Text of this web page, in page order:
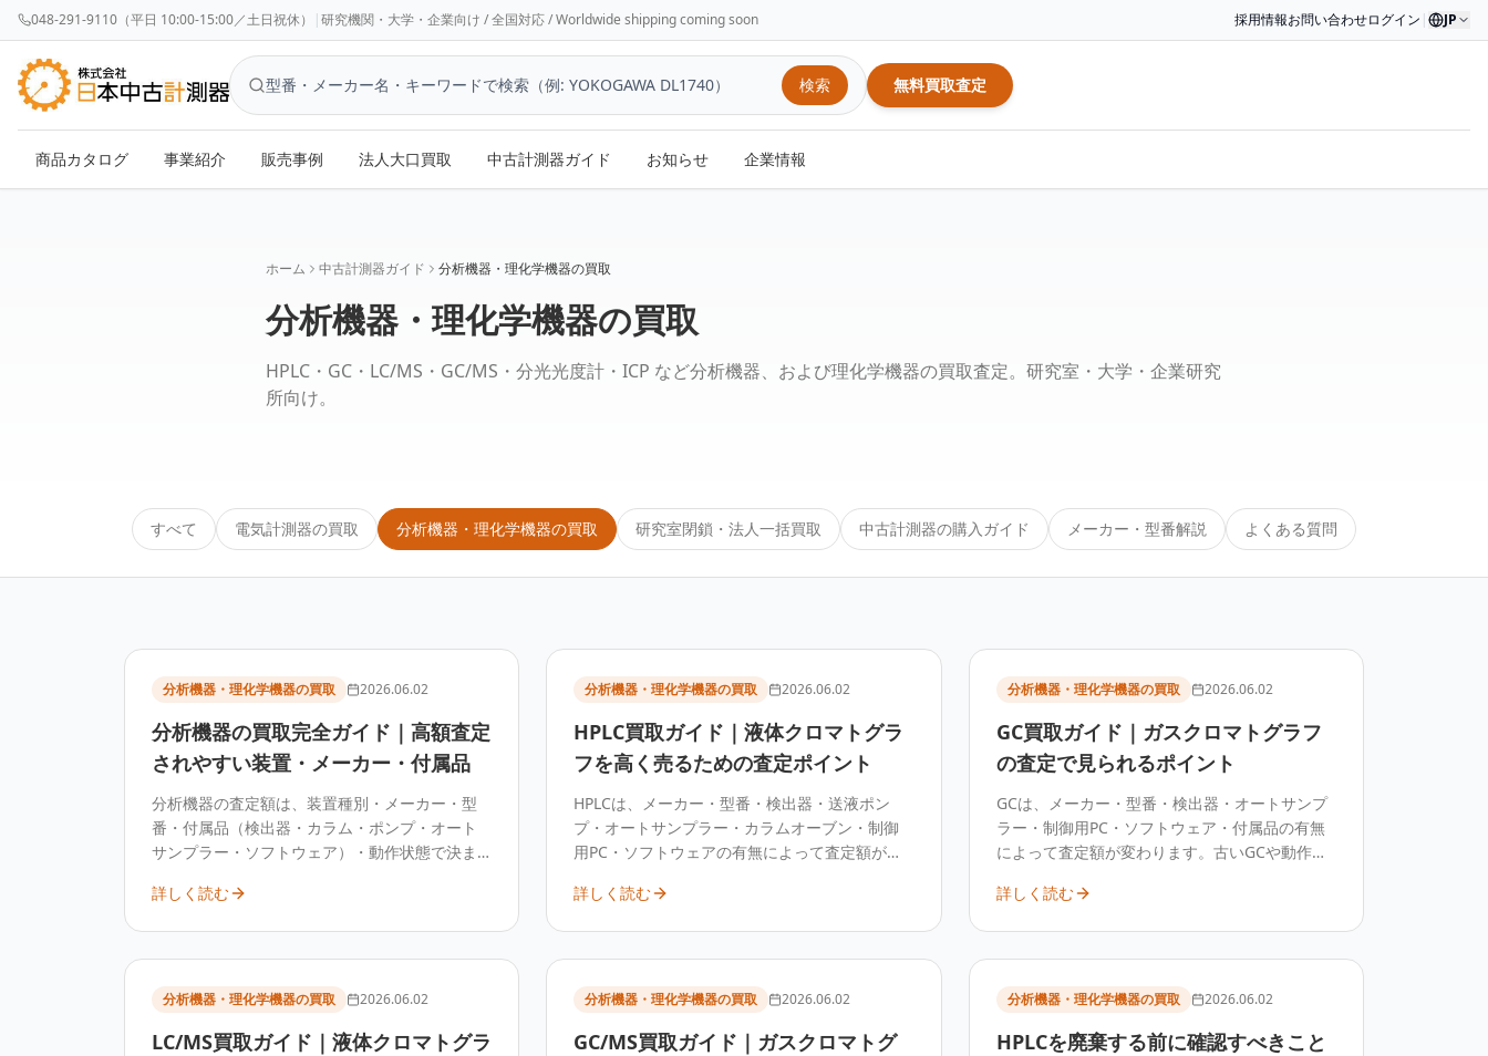
048-291-9110（平日 10:00-15:00／土日祝休） |研究機関・大学・企業向け / 全国対応 / Worldwide shipping coming soon 採用情報お問い合わせログイン | JP
検索 無料買取査定
商品カタログ 事業紹介 販売事例 法人大口買取 中古計測器ガイド お知らせ 企業情報
ホーム 中古計測器ガイド 分析機器・理化学機器の買取
分析機器・理化学機器の買取
HPLC・GC・LC/MS・GC/MS・分光光度計・ICP など分析機器、および理化学機器の買取査定。研究室・大学・企業研究
所向け。
すべて 電気計測器の買取 分析機器・理化学機器の買取 研究室閉鎖・法人一括買取 中古計測器の購入ガイド メーカー・型番解説 よくある質問
分析機器・理化学機器の買取 2026.06.02
分析機器の買取完全ガイド｜高額査定
されやすい装置・メーカー・付属品
分析機器の査定額は、装置種別・メーカー・型
番・付属品（検出器・カラム・ポンプ・オート
サンプラー・ソフトウェア）・動作状態で決ま
などは中古需要があり、廃棄前に装置構成を整
詳しく読む
分析機器・理化学機器の買取 2026.06.02
HPLC買取ガイド｜液体クロマトグラ
フを高く売るための査定ポイント
HPLCは、メーカー・型番・検出器・送液ポン
プ・オートサンプラー・カラムオーブン・制御
用PC・ソフトウェアの有無によって査定額が大
成と付属品を整理して中古分析機器の専門業者
詳しく読む
分析機器・理化学機器の買取 2026.06.02
GC買取ガイド｜ガスクロマトグラフ
の査定で見られるポイント
GCは、メーカー・型番・検出器・オートサンプ
ラー・制御用PC・ソフトウェア・付属品の有無
によって査定額が変わります。古いGCや動作確
要によって買取対象になる場合があります。装
詳しく読む
分析機器・理化学機器の買取 2026.06.02
LC/MS買取ガイド｜液体クロマトグラ
分析機器・理化学機器の買取 2026.06.02
GC/MS買取ガイド｜ガスクロマトグ
分析機器・理化学機器の買取 2026.06.02
HPLCを廃棄する前に確認すべきこと